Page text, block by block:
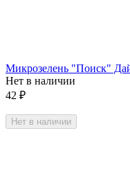
Микрозелень "Поиск"
Нет в наличии
42 ₽
Нет в наличии